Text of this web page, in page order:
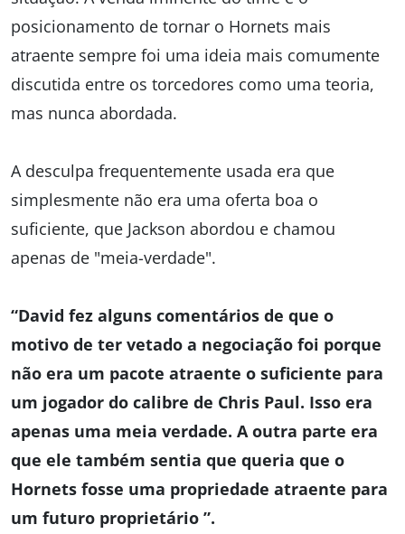
posicionamento de tornar o Hornets mais
atraente sempre foi uma ideia mais comumente
discutida entre os torcedores como uma teoria,
mas nunca abordada.
A desculpa frequentemente usada era que
simplesmente não era uma oferta boa o
suficiente, que Jackson abordou e chamou
apenas de "meia-verdade".
“David fez alguns comentários de que o
motivo de ter vetado a negociação foi porque
não era um pacote atraente o suficiente para
um jogador do calibre de Chris Paul. Isso era
apenas uma meia verdade. A outra parte era
que ele também sentia que queria que o
Hornets fosse uma propriedade atraente para
um futuro proprietário ”.